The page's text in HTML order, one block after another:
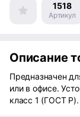
1518
Артикул
Описание
Предназначен
или в офисе.
класс 1 (ГОСТ Р).